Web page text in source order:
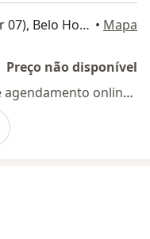
Av dos Andradas, 3323 (andar 07), Belo Horizonte • Mapa
Preço não disponível
Esse especialista não oferece agendamento online para esse endereço.